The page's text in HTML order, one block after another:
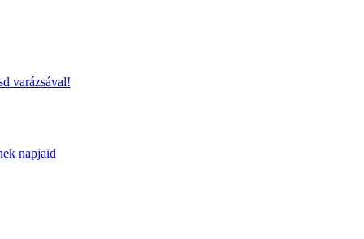
varázsával!
napjaid